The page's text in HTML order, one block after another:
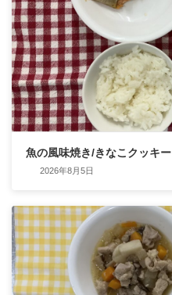
魚の風味焼き/きなこクッキー
2026年8月5日